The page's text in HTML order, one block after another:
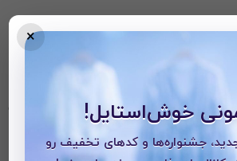
خرید
دریا، به موارد زیر توجه کنید تا تجربه‌ای عالی
×
خوش‌استایل!
جشنواره‌ها و کدهای تخفیف رو